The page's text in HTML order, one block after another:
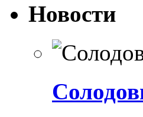
Новости